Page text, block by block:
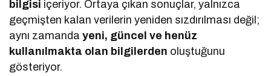
bilgisi içeriyor. Ortaya çıkan sonuçlar, yalnızca
geçmişten kalan verilerin yeniden sızdırılması değil;
aynı zamandayeni, güncel ve henüz
kullanılmakta olan bilgilerden oluştuğunu
gösteriyor.